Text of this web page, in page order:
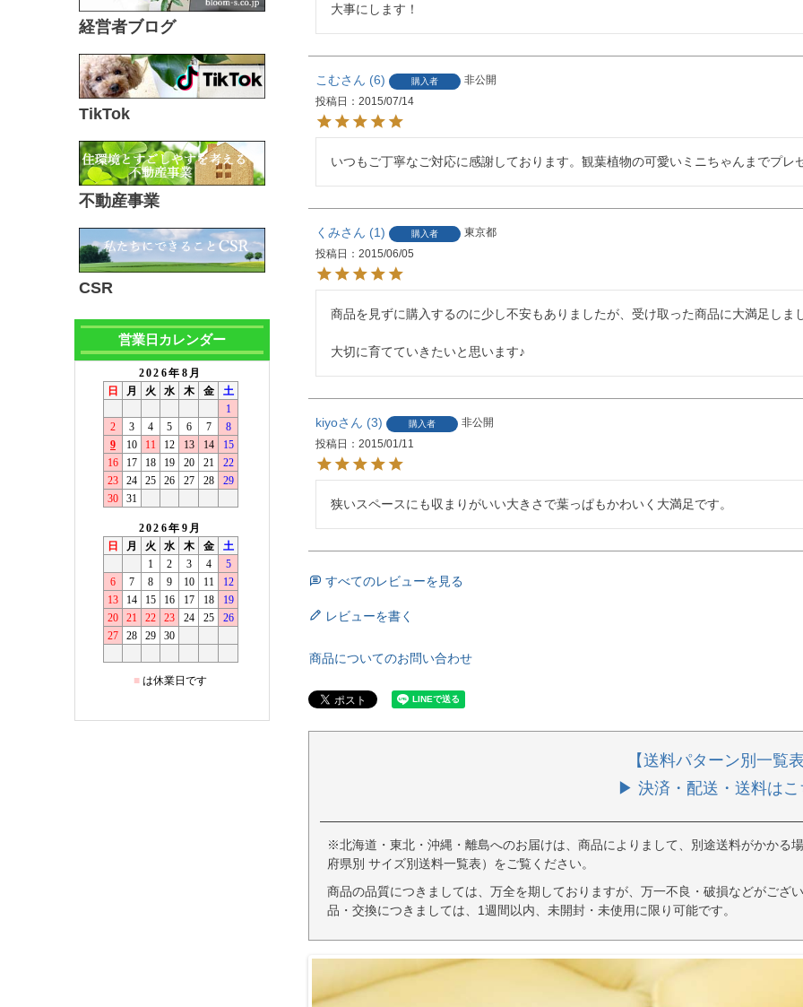
経営者ブログ
TikTok
不動産事業
CSR
営業日カレンダー
大事にします！
こむ 6 購入者
非公開
投稿日
2015/07/14
いつもご丁寧なご対応に感謝しております。観葉植物の可愛いミニちゃんまでプレ
くみ 1 購入者
東京都
投稿日
2015/06/05
商品を見ずに購入するのに少し不安もありましたが、受け取った商品に大満足しま
大切に育てていきたいと思います♪
kiyo 3 購入者
非公開
投稿日
2015/01/11
狭いスペースにも収まりがいい大きさで葉っぱもかわいく大満足です。
すべてのレビューを見る
レビューを書く
商品についてのお問い合わせ
【送料パターン別一覧表
▶ 決済・配送・送料はこ
※北海道・東北・沖縄・離島へのお届けは、商品によりまして、別途送料がかかる
府県別 サイズ別送料一覧表）をご覧ください。
商品の品質につきましては、万全を期しておりますが、万一不良・破損などがござ
品・交換につきましては、1週間以内、未開封・未使用に限り可能です。